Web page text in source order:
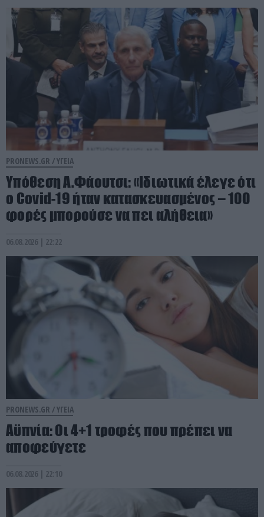
PRONEWS.GR /ΥΓΕΙΑ
Υπόθεση Α.Φάουτσι: «Ιδιωτικά έλεγε ότι
ο Covid-19 ήταν κατασκευασμένος – 100
φορές μπορούσε να πει αλήθεια»
06.08.2026 | 22:22
PRONEWS.GR /ΥΓΕΙΑ
Αϋπνία: Οι 4+1 τροφές που πρέπει να
αποφεύγετε
06.08.2026 | 22:10